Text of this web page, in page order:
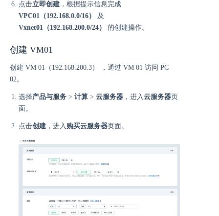
点击立即创建 ，根据提示信息完成
VPC01（192.168.0.0/16）
及
Vxnet01（192.168.200.0/24）
的创建操作。
创建 VM01
创建 VM 01（192.168.200.3） ，通过 VM 01 访问 PC
02。
选择产品与服务 > 计算 > 云服务器 ，进入云服务器页
面。
点击创建 ，进入 购买云服务器页面。